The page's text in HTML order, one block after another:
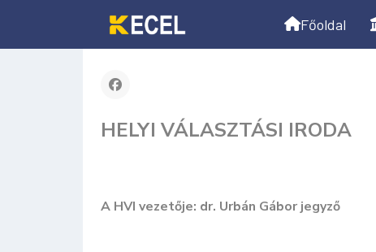
Főoldal
Választási szervek
HELYI VÁLASZTÁSI IRODA
A HVI vezetője: dr. Urbán Gábor jegyző